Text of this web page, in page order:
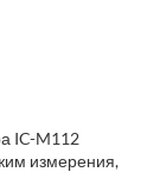
IC-M112
измерения,